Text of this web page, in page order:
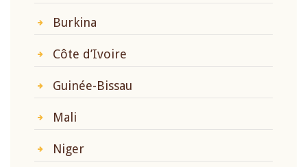
Burkina
Côte d’Ivoire
Guinée-Bissau
Mali
Niger